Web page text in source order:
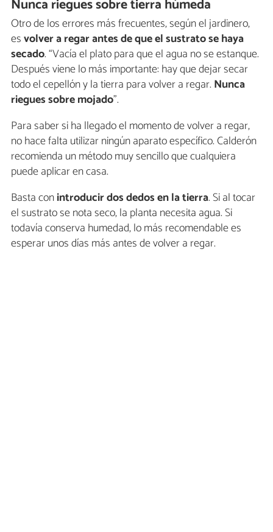
Nunca riegues sobre tierra húmeda
Otro de los errores más frecuentes, según el jardinero,
esvolver a regar antes de que el sustrato se haya
secado. “Vacía el plato para que el agua no se estanque.
Después viene lo más importante: hay que dejar secar
todo el cepellón y la tierra para volver a regar. Nunca
riegues sobre mojado”.
Para saber si ha llegado el momento de volver a regar,
no hace falta utilizar ningún aparato específico. Calderón
recomienda un método muy sencillo que cualquiera
puede aplicar en casa.
Basta conintroducir dos dedos en la tierra. Si al tocar
el sustrato se nota seco, la planta necesita agua. Si
todavía conserva humedad, lo más recomendable es
esperar unos días más antes de volver a regar.